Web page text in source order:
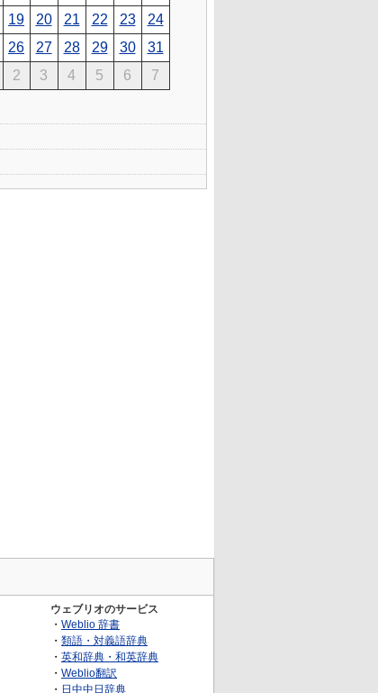
19 20 21 22 23
24
26 27 28 29 30
31
2 3 4 5 6 7
ウェブリオのサービス
・ Weblio 辞書
・ 類語・対義語辞典
・ 英和辞典・和英辞典
・ Weblio翻訳
・ 日中中日辞典